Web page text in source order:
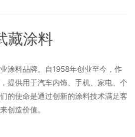
藏涂料
涂料品牌。自1958年创业至今，作
提供用于汽车内饰、手机、家电、个
的使命是通过创新的涂料技术满足客
创造价值。